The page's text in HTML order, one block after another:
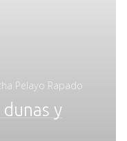
Pelayo Rapado
y